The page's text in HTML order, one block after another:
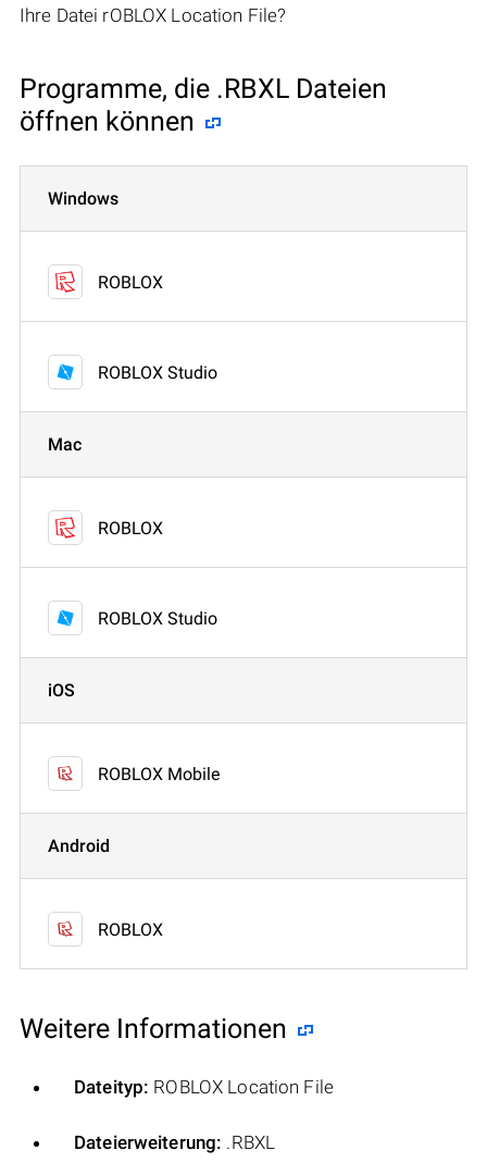
Ihre Datei rOBLOX Location File?
Programme, die .RBXL Dateien
öffnen können
Windows
ROBLOX
ROBLOX Studio
Mac
ROBLOX
ROBLOX Studio
iOS
ROBLOX Mobile
Android
ROBLOX
Weitere Informationen
Dateityp: ROBLOX Location File
Dateierweiterung: .RBXL